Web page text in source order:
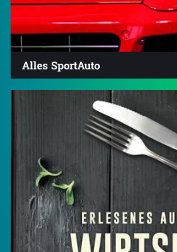
Alles SportAuto